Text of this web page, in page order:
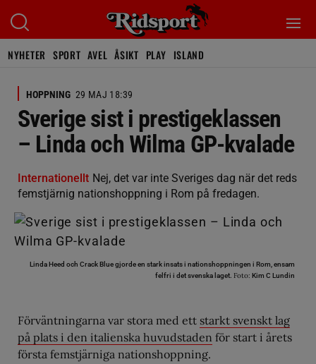
NYHETER SPORT AVEL ÅSIKT PLAY ISLAND
HOPPNING 29 MAJ 18:39
Sverige sist i prestigeklassen
– Linda och Wilma GP-kvalade
Internationellt Nej, det var inte Sveriges dag när det reds
femstjärnig nationshoppning i Rom på fredagen.
Linda Heed och Crack Blue gjorde en stark insats i nationshoppningen i Rom, ensam
felfri i det svenska laget. Foto: Kim C Lundin
Förväntningarna var stora med ett starkt svenskt lag
på plats i den italienska huvudstaden för start i årets
första femstjärniga nationshoppning.